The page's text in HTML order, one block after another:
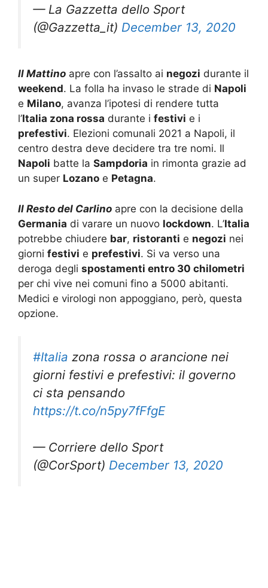
— La Gazzetta dello Sport
(@Gazzetta_it) December 13, 2020
Il Mattino apre con l’assalto ai negozi durante il
weekend. La folla ha invaso le strade di Napoli
e Milano, avanza l’ipotesi di rendere tutta
l’Italia zona rossa durante i festivi e i
prefestivi. Elezioni comunali 2021 a Napoli, il
centro destra deve decidere tra tre nomi. Il
Napoli batte la Sampdoria in rimonta grazie ad
un super Lozano e Petagna.
Il Resto del Carlino apre con la decisione della
Germania di varare un nuovo lockdown. L’Italia
potrebbe chiudere bar, ristoranti e negozi nei
giorni festivi e prefestivi. Si va verso una
deroga degli spostamenti entro 30 chilometri
per chi vive nei comuni fino a 5000 abitanti.
Medici e virologi non appoggiano, però, questa
opzione.
#Italia zona rossa o arancione nei
giorni festivi e prefestivi: il governo
ci sta pensando
https://t.co/n5py7fFfgE
— Corriere dello Sport
(@CorSport) December 13, 2020